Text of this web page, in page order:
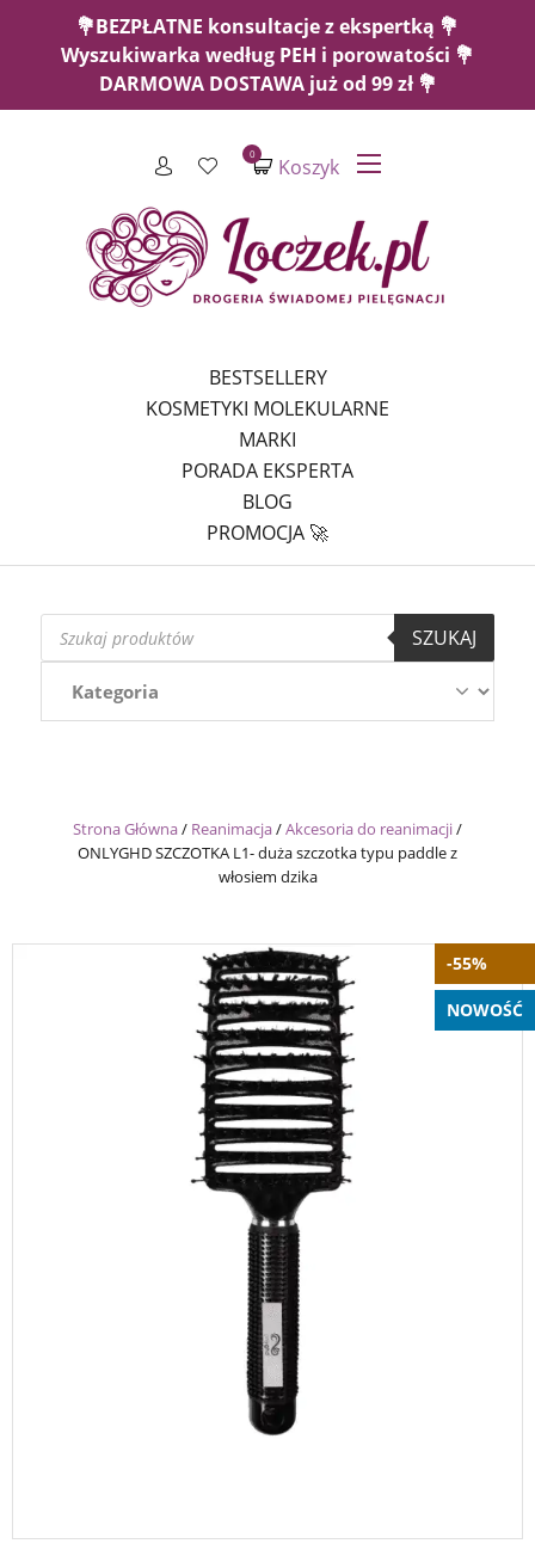
💐BEZPŁATNE konsultacje z ekspertką 💐
Wyszukiwarka według PEH i porowatości 💐
DARMOWA DOSTAWA już od 99 zł 💐
Koszyk
0
BESTSELLERY
KOSMETYKI MOLEKULARNE
MARKI
PORADA EKSPERTA
BLOG
PROMOCJA 🚀
Wyszukiwarka
produktów
SZUKAJ
Strona Główna/ Reanimacja/Akcesoria do reanimacji/
ONLYGHD SZCZOTKA L1- duża szczotka typu paddle z
włosiem dzika
-55%
NOWOŚĆ